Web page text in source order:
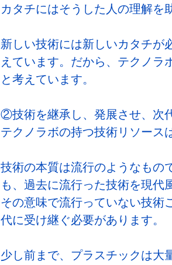
カタチにはそうした人の理解を
新しい技術には新しいカタチが
えています。だから、テクノラ
と考えています。
②技術を継承し、発展させ、次
テクノラボの持つ技術リソース
技術の本質は流行のようなもの
も、過去に流行った技術を現代
その意味で流行っていない技術
代に受け継ぐ必要があります。
少し前まで、プラスチックは大